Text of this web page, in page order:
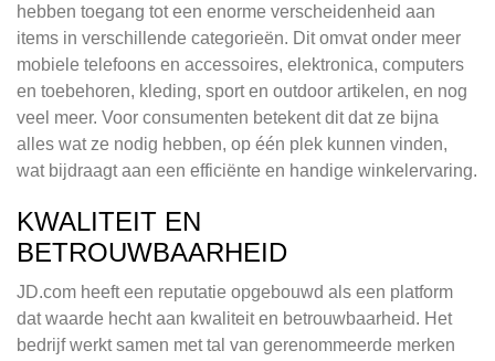
hebben toegang tot een enorme verscheidenheid aan
items in verschillende categorieën. Dit omvat onder meer
mobiele telefoons en accessoires, elektronica, computers
en toebehoren, kleding, sport en outdoor artikelen, en nog
veel meer. Voor consumenten betekent dit dat ze bijna
alles wat ze nodig hebben, op één plek kunnen vinden,
wat bijdraagt aan een efficiënte en handige winkelervaring.
KWALITEIT EN
BETROUWBAARHEID
JD.com heeft een reputatie opgebouwd als een platform
dat waarde hecht aan kwaliteit en betrouwbaarheid. Het
bedrijf werkt samen met tal van gerenommeerde merken